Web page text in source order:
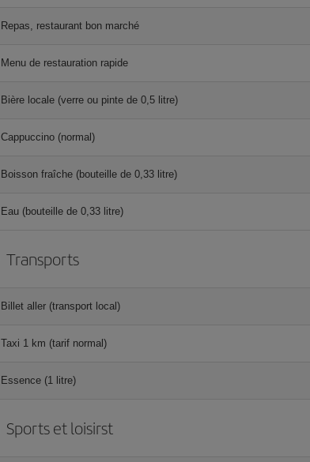
Repas, restaurant bon marché
Menu de restauration rapide
Bière locale (verre ou pinte de 0,5 litre)
Cappuccino (normal)
Boisson fraîche (bouteille de 0,33 litre)
Eau (bouteille de 0,33 litre)
Transports
Billet aller (transport local)
Taxi 1 km (tarif normal)
Essence (1 litre)
Sports et loisirst